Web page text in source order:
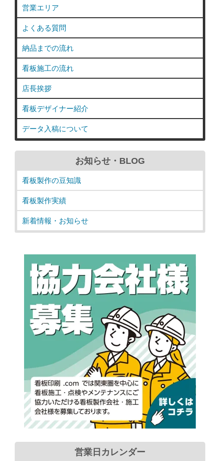
営業エリア
よくある質問
納品までの流れ
看板施工の流れ
店長挨拶
看板デザイナー紹介
データ入稿について
お知らせ・BLOG
看板製作の豆知識
看板製作実績
新着情報・お知らせ
営業日カレンダー